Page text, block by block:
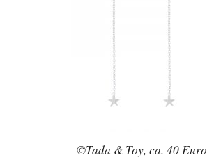
©Tada & Toy, ca. 40 Euro